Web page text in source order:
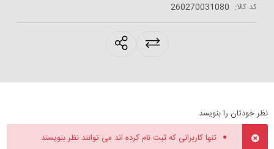
کد کالا: ‎260270031080
products.sharing
نظر خودتان را بنویسد
تنها کاربرانی که ثبت نام کرده اند می توانند نظر بنویسند